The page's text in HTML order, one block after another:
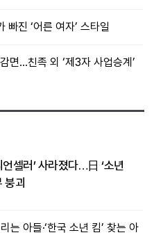
진 ‘어른 여자’ 스타일
면…친족 외 ‘제3자 사업승계’
언셀러’ 사라졌다…日 ‘소년
붕괴
는 아들·‘한국 소년 킴’ 찾는 아